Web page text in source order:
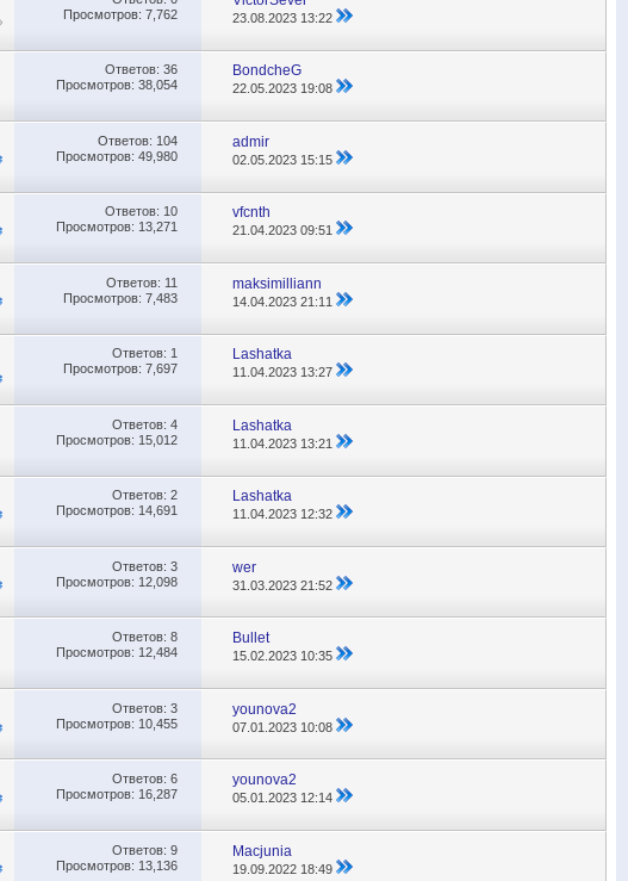
Просмотров: 7,762
23.08.2023 13:22
Ответов: 36
Просмотров: 38,054
BondcheG
22.05.202319:08
Ответов: 104
Просмотров: 49,980
admir
02.05.2023 15:15
Ответов: 10
Просмотров: 13,271
vfcnth
21.04.202309:51
Ответов: 11
Просмотров: 7,483
maksimilliann
14.04.202321:11
Ответов: 1
Просмотров: 7,697
Lashatka
11.04.2023 13:27
Ответов: 4
Просмотров: 15,012
Lashatka
11.04.2023 13:21
Ответов: 2
Просмотров: 14,691
Lashatka
11.04.2023 12:32
Ответов: 3
Просмотров: 12,098
wer
31.03.202321:52
Ответов: 8
Просмотров: 12,484
Bullet
15.02.2023 10:35
Ответов: 3
Просмотров: 10,455
younova2
07.01.2023 10:08
Ответов: 6
Просмотров: 16,287
younova2
05.01.2023 12:14
Ответов: 9
Просмотров: 13,136
Macjunia
19.09.2022 18:49